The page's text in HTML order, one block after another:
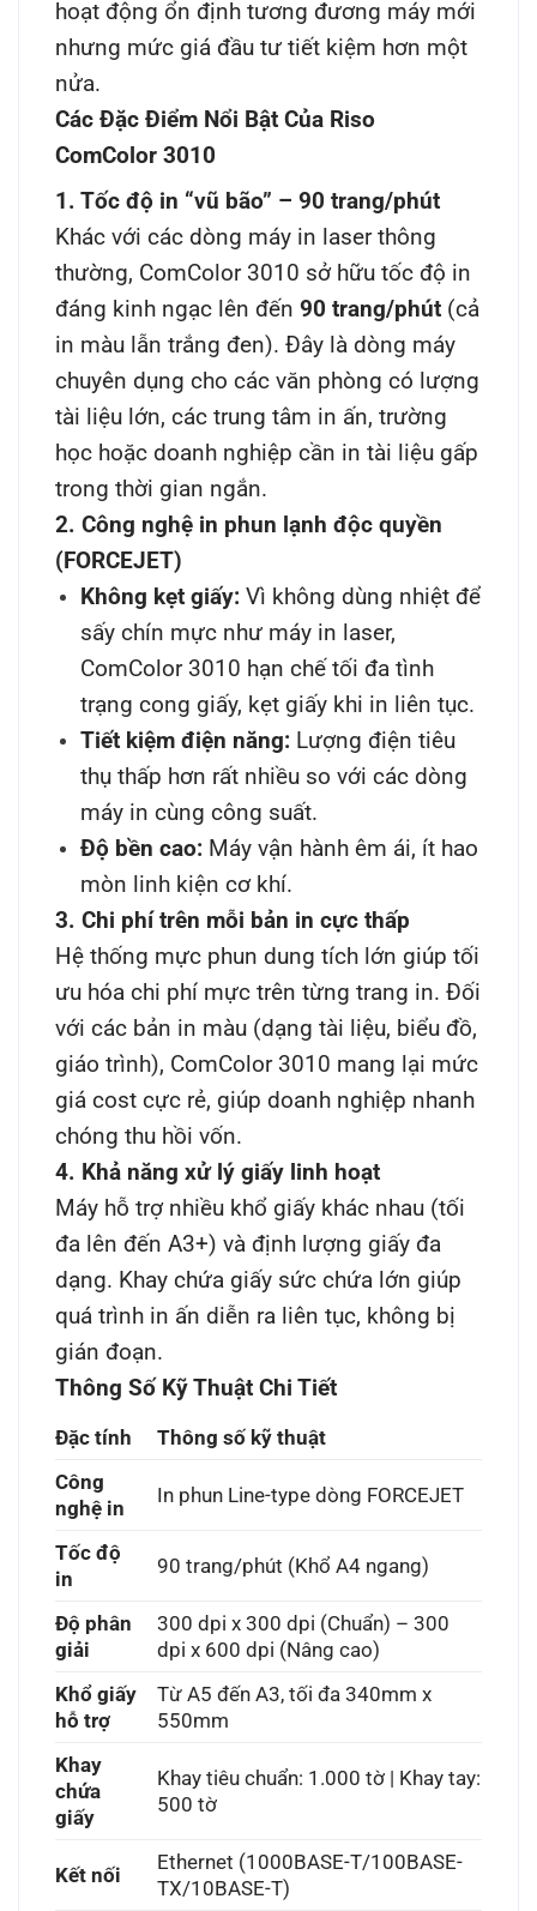
hoạt động ổn định tương đương máy mới
nhưng mức giá đầu tư tiết kiệm hơn một
nửa.
Các Đặc Điểm Nổi Bật Của Riso
ComColor 3010
1. Tốc độ in “vũ bão” – 90 trang/phút
Khác với các dòng máy in laser thông
thường, ComColor 3010 sở hữu tốc độ in
đáng kinh ngạc lên đến 90 trang/phút (cả
in màu lẫn trắng đen). Đây là dòng máy
chuyên dụng cho các văn phòng có lượng
tài liệu lớn, các trung tâm in ấn, trường
học hoặc doanh nghiệp cần in tài liệu gấp
trong thời gian ngắn.
2. Công nghệ in phun lạnh độc quyền
(FORCEJET)
Không kẹt giấy: Vì không dùng nhiệt để
sấy chín mực như máy in laser,
ComColor 3010 hạn chế tối đa tình
trạng cong giấy, kẹt giấy khi in liên tục.
Tiết kiệm điện năng: Lượng điện tiêu
thụ thấp hơn rất nhiều so với các dòng
máy in cùng công suất.
Độ bền cao: Máy vận hành êm ái, ít hao
mòn linh kiện cơ khí.
3. Chi phí trên mỗi bản in cực thấp
Hệ thống mực phun dung tích lớn giúp tối
ưu hóa chi phí mực trên từng trang in. Đối
với các bản in màu (dạng tài liệu, biểu đồ,
giáo trình), ComColor 3010 mang lại mức
giá cost cực rẻ, giúp doanh nghiệp nhanh
chóng thu hồi vốn.
4. Khả năng xử lý giấy linh hoạt
Máy hỗ trợ nhiều khổ giấy khác nhau (tối
đa lên đến A3+) và định lượng giấy đa
dạng. Khay chứa giấy sức chứa lớn giúp
quá trình in ấn diễn ra liên tục, không bị
gián đoạn.
Thông Số Kỹ Thuật Chi Tiết
Đặc tính
Thông số kỹ thuật
Công
nghệ in
In phun Line-type dòng FORCEJET
Tốc độ
in
90 trang/phút (Khổ A4 ngang)
Độ phân
giải
300 dpi x 300 dpi (Chuẩn) – 300
dpi x 600 dpi (Nâng cao)
Khổ giấy
hỗ trợ
Từ A5 đến A3, tối đa 340mm x
550mm
Khay
chứa
giấy
Khay tiêu chuẩn: 1.000 tờ | Khay tay:
500 tờ
Kết nối
Ethernet (1000BASE-T/100BASE-
TX/10BASE-T)